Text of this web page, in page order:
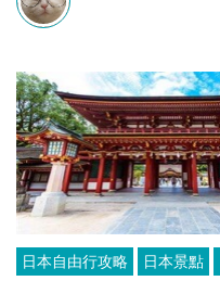
日本自由行攻略 日本景點